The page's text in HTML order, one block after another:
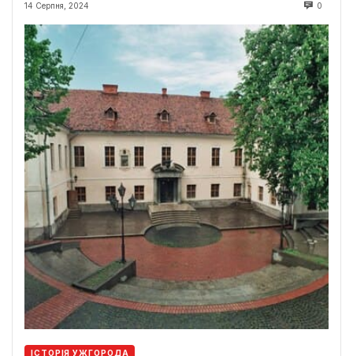
14 Серпня, 2024 0
ІСТОРІЯ УЖГОРОДА